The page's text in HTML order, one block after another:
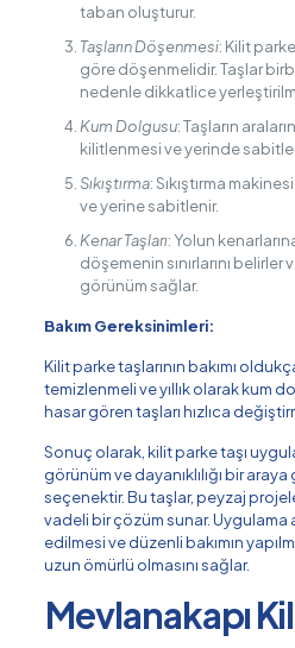
taban oluşturur.
Taşların Döşenmesi: Kilit
göre döşenmelidir. Taşlar
nedenle dikkatlice
Kum Dolgusu: Taşların
kilitlenmesi ve yerinde
Sıkıştırma: Sıkıştırma
ve yerine sabitlenir.
Kenar Taşları: Yolun
döşemenin sınırlarını
görünüm sağlar.
Bakım Gereksinimleri:
Kilit parke taşlarının bakımı
temizlenmeli ve yıllık olarak kum
hasar gören taşları hızlıca
Sonuç olarak, kilit parke taşı
görünüm ve dayanıklılığı bir
seçenektir. Bu taşlar, peyzaj
vadeli bir çözüm sunar. Uygulama
edilmesi ve düzenli bakımın
uzun ömürlü olmasını sağlar.
Mevlanakapı